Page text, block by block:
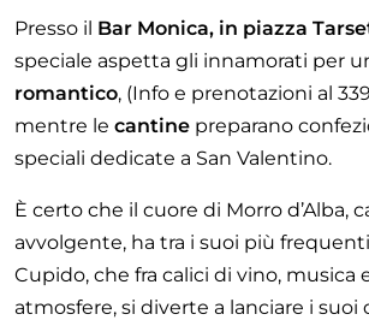
Presso il Bar Monica, in piazza
speciale aspetta gli innamorati per
romantico, (Info e prenotazioni al
mentre le cantine preparano
speciali dedicate a San Valentino.
È certo che il cuore di Morro d’Alba,
avvolgente, ha tra i suoi più
Cupido, che fra calici di vino, musica
atmosfere, si diverte a lanciare i suoi